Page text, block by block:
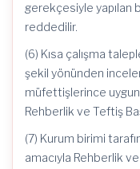
gerekçesiyle yapılan
reddedilir.
(6) Kısa çalışma
şekil yönünden
müfettişlerince
Rehberlik ve Teftiş
(7) Kurum birimi
amacıyla Rehberlik